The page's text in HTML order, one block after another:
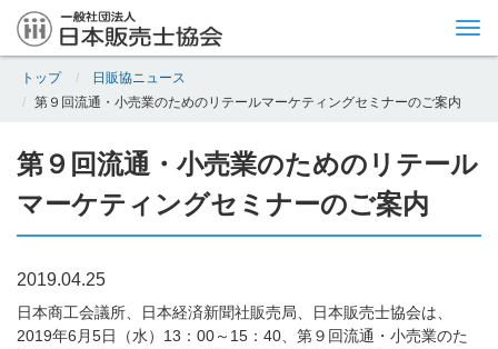
トップ
日販協ニュース
第９回流通・小売業のためのリテールマーケティングセミナーのご案内
第９回流通・小売業のためのリテール
マーケティングセミナーのご案内
2019.04.25
日本商工会議所、日本経済新聞社販売局、日本販売士協会は、
2019年6月5日（水）13：00～15：40、第９回流通・小売業のた